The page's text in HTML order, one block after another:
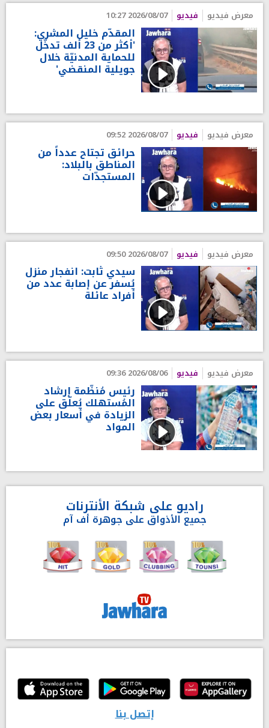
معرض فيديو فيديو 2026/08/07 10:27
المقدّم خليل المشري:
'أكثر من 23 ألف تدخّل
للحماية المدنيّة خلال
جويلية المنقضي'
معرض فيديو فيديو 2026/08/07 09:52
حرائق تجتاح عدداً من
المناطق بالبلاد:
المستجدّات
معرض فيديو فيديو 2026/08/07 09:50
سيدي ثابت: انفجار منزل
يُسفر عن إصابة عدد من
أفراد عائلة
معرض فيديو فيديو 2026/08/06 09:36
رئيس مُنظّمة إرشاد
المُستهلك يُعلّق على
الزيادة في أسعار بعض
المواد
راديو على شبكة الأنترنات
جميع الأذواق على جوهرة أف آم
إتصل بنا